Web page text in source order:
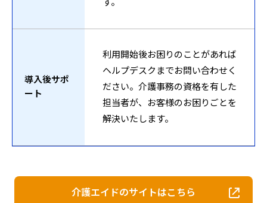
す。
導入後サポ
ート
利用開始後お困りのことがあれば
ヘルプデスクまでお問い合わせく
ださい。介護事務の資格を有した
担当者が、お客様のお困りごとを
解決いたします。
介護エイドのサイトはこちら